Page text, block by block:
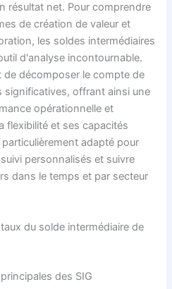
résultat net. Pour comprendre
de création de valeur et
les soldes intermédiaires
d'analyse incontournable.
décomposer le compte de
significatives, offrant ainsi une
opérationnelle et
flexibilité et ses capacités
adapté pour
personnalisés et suivre
dans le temps et par secteur
du solde intermédiaire de
des SIG